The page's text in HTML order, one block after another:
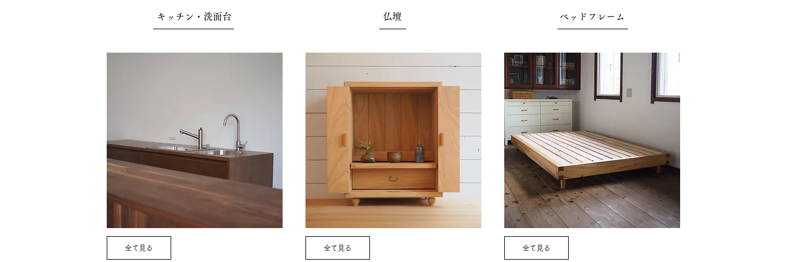
キッチン・洗面台
全て見る
仏壇
全て見る
ベッドフレーム
全て見る